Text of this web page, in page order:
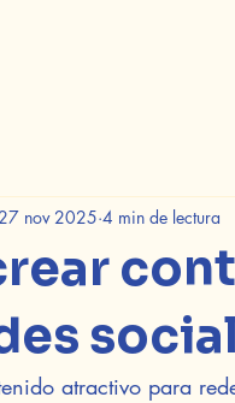
27 nov 2025 4 min de lectura
atractivo para